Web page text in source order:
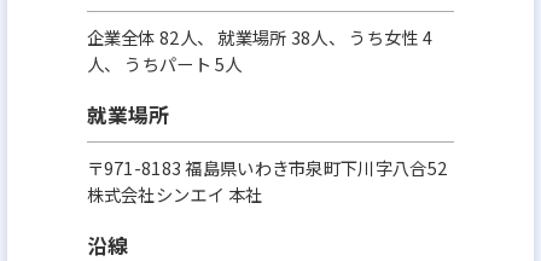
企業全体 82人、 就業場所 38人、 うち女性 4
人、 うちパート 5人
就業場所
〒971-8183 福島県いわき市泉町下川字八合52
株式会社シンエイ 本社
沿線